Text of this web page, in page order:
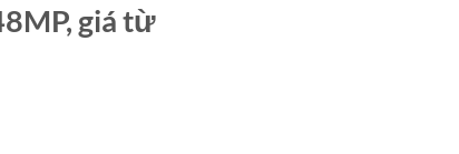
giá từ